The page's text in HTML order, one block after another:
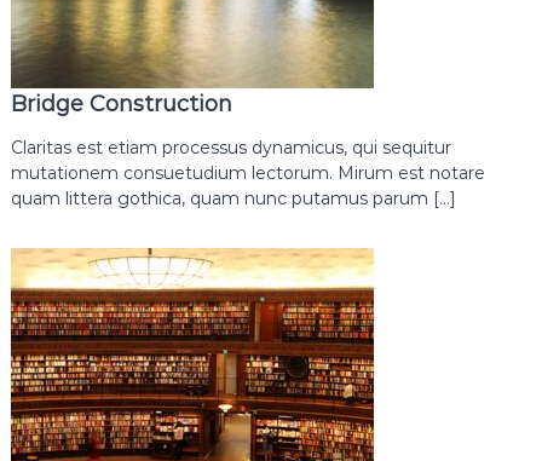
Bridge Construction
Claritas est etiam processus dynamicus, qui sequitur
mutationem consuetudium lectorum. Mirum est notare
quam littera gothica, quam nunc putamus parum […]